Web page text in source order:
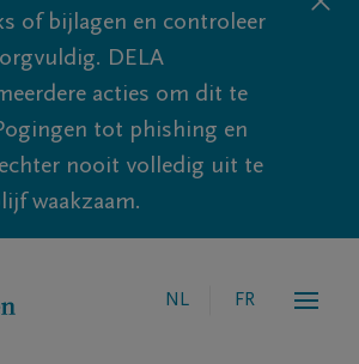
of bijlagen en controleer
DELA
acties om dit te
tot phishing en
nooit volledig uit te
waakzaam.
NL FR